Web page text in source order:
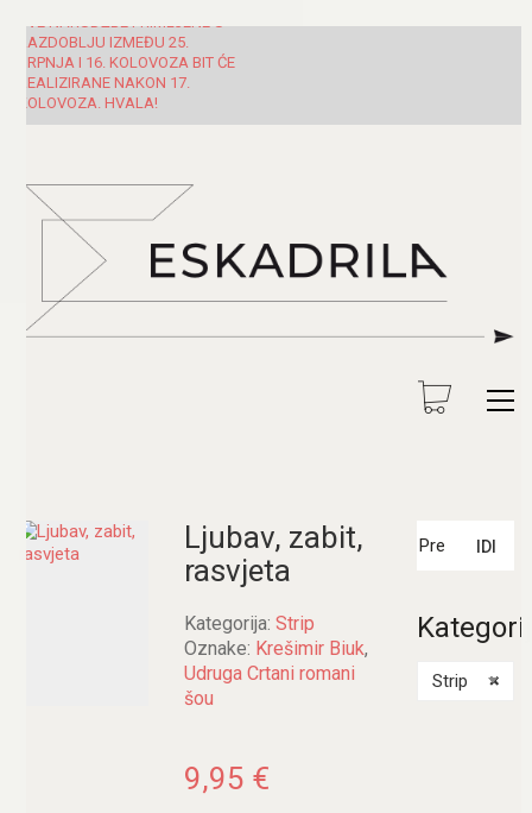
SVE NARUDŽBE PRIMLJENE U
RAZDOBLJU IZMEĐU 25.
SRPNJA I 16. KOLOVOZA BIT ĆE
REALIZIRANE NAKON 17.
KOLOVOZA. HVALA!
Ljubav, zabit,
rasvjeta
Kategorija: Strip
Oznake: Krešimir Biuk,
Udruga Crtani romani
šou
9,95 €
IDI
×
Strip